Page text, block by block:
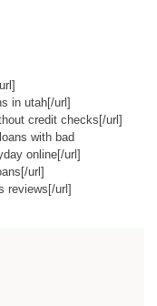
in utah[/url]
credit checks[/url]
with bad
online[/url]
url]
reviews[/url]